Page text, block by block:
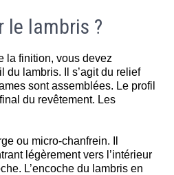
le lambris ?
la finition, vous devez
du lambris. Il s’agit du relief
sont assemblées. Le profil
du revêtement. Les
ou micro-chanfrein. Il
légèrement vers l’intérieur
L’encoche du lambris en